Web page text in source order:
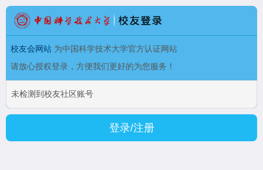
校友会网站 为中国科学技术大学官方认证网站
请放心授权登录，方便我们更好的为您服务！
未检测到校友社区账号
登录/注册